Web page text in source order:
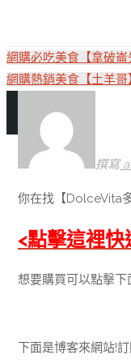
網購必吃美食【拿破
網購熱銷美食【土羊
撰寫
你在找【DolceVita
<點擊這裡
想要購買可以點擊
下面是博客來網站!